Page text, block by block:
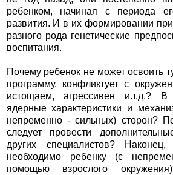
ребенком, начиная с периода
развития. И в их формировании
разного рода генетические
воспитания.
Почему ребенок не может освоить
программу, конфликтует с
истощаем, агрессивен и.т.д.?
ядерные характеристики и
непременно - сильных) сторон?
следует провести
других специалистов?
необходимо ребенку (с
помощью взрослого